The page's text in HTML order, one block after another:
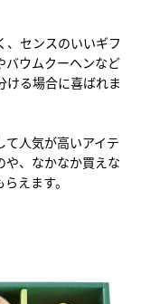
、センスのいいギフ
バウムクーヘンなど
ける場合に喜ばれま
人気が高いアイテ
や、なかなか買えな
えます。